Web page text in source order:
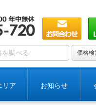
リア お知らせ